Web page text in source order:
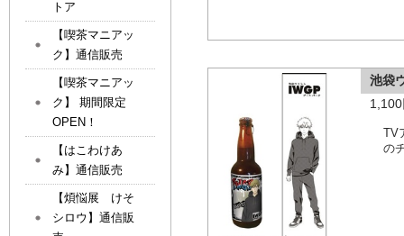
池袋
の
トア
【喫茶マニアッ
ク】通信販売
【喫茶マニアッ
ク】 期間限定
OPEN！
【はこわけあ
み】通信販売
【煩悩展 けそ
シロウ】通信販